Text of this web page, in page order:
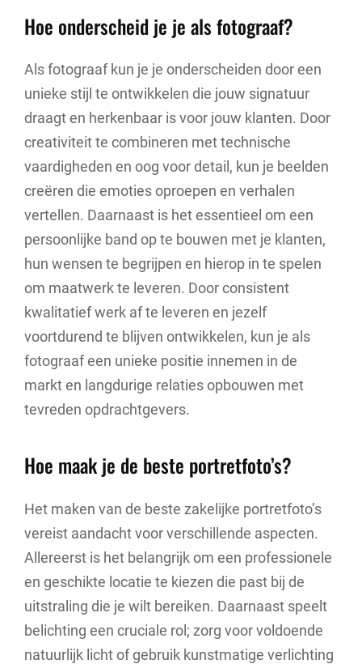
Hoe onderscheid je je als fotograaf?
Als fotograaf kun je je onderscheiden door een
unieke stijl te ontwikkelen die jouw signatuur
draagt en herkenbaar is voor jouw klanten. Door
creativiteit te combineren met technische
vaardigheden en oog voor detail, kun je beelden
creëren die emoties oproepen en verhalen
vertellen. Daarnaast is het essentieel om een
persoonlijke band op te bouwen met je klanten,
hun wensen te begrijpen en hierop in te spelen
om maatwerk te leveren. Door consistent
kwalitatief werk af te leveren en jezelf
voortdurend te blijven ontwikkelen, kun je als
fotograaf een unieke positie innemen in de
markt en langdurige relaties opbouwen met
tevreden opdrachtgevers.
Hoe maak je de beste portretfoto’s?
Het maken van de beste zakelijke portretfoto’s
vereist aandacht voor verschillende aspecten.
Allereerst is het belangrijk om een professionele
en geschikte locatie te kiezen die past bij de
uitstraling die je wilt bereiken. Daarnaast speelt
belichting een cruciale rol; zorg voor voldoende
natuurlijk licht of gebruik kunstmatige verlichting